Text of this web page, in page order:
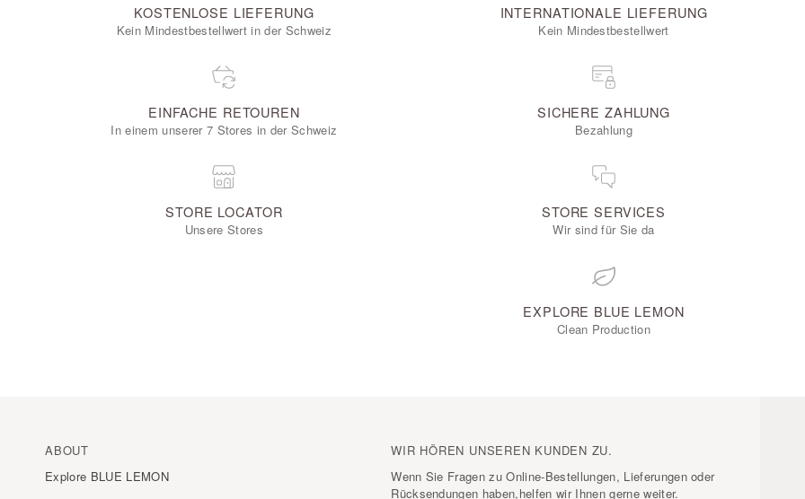
KOSTENLOSE LIEFERUNG
Kein Mindestbestellwert in der Schweiz
INTERNATIONALE LIEFERUNG
Kein Mindestbestellwert
EINFACHE RETOUREN
In einem unserer 7 Stores in der Schweiz
SICHERE ZAHLUNG
Bezahlung
STORE LOCATOR
Unsere Stores
STORE SERVICES
Wir sind für Sie da
EXPLORE BLUE LEMON
Clean Production
ABOUT
Explore BLUE LEMON
WIR HÖREN UNSEREN KUNDEN ZU.
Wenn Sie Fragen zu Online-Bestellungen, Lieferungen oder
Rücksendungen haben,helfen wir Ihnen gerne weiter.